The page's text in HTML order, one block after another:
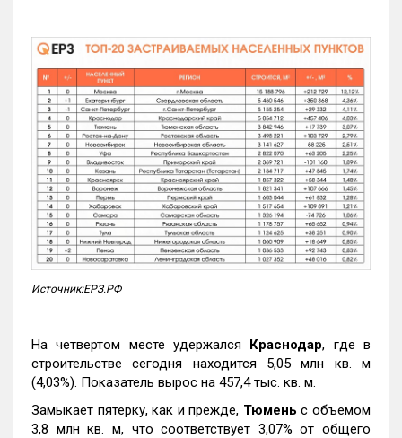
Источник:ЕРЗ.РФ
На четвертом месте удержался Краснодар, где в
строительстве сегодня находится 5,05 млн кв. м
(4,03%). Показатель вырос на 457,4 тыс. кв. м.
Замыкает пятерку, как и прежде, Тюмень с объемом
3,8 млн кв. м, что соответствует 3,07% от общего